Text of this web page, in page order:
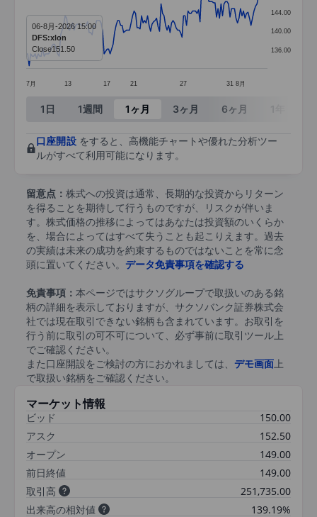
Line chart with 162 data points.
The chart has 1 X axis displaying categories.
The chart has 1 Y axis displaying values. Data
7月 13 17 21 27 31 8月
136.00
140.00
144.00
06-8月-2026 15:00
DFS:xlon
Close151.50
End of interactive chart.
1日 1週間 1ヶ月 3ヶ月 6ヶ月
口座開設をすると、高機能チャートや優れた分析ツー
ルがすべて利用可能になります。
留意点： 株式への投資は通常、長期的な投資からリターン
を得ることを期待して行うものですが、リスクが伴いま
す。株式価格の推移によってはあなたは投資額のいくらか
を、場合によってはすべて失うことも起こりえます。過去
の実績は未来の成功を約束するものではないことを常に念
頭に置いてください。 データ免責事項を確認する
免責事項： 本ページではサクソグループで取扱いのある銘
柄の詳細を表示しておりますが、サクソバンク証券株式会
社では現在取引できない銘柄も含まれています。お取引を
行う前に取引の可不可について、必ず事前に取引ツール上
でご確認ください。
また口座開設をご検討の方におかれましては、 デモ画面 上
で取扱い銘柄をご確認ください。
マーケット情報
ビッド
150.00
アスク
152.50
オープン
149.00
前日終値
149.00
取引高
251,735.00
出来高の相対値
139.19%